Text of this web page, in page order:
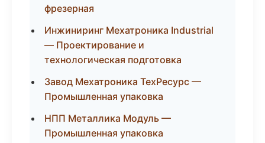
фрезерная
Инжиниринг Мехатроника Industrial
— Проектирование и
технологическая подготовка
Завод Мехатроника ТехРесурс —
Промышленная упаковка
НПП Металлика Модуль —
Промышленная упаковка